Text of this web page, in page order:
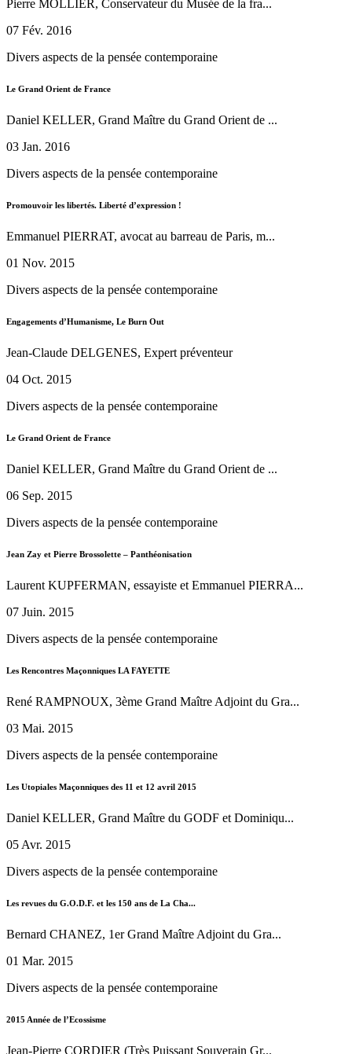
Pierre MOLLIER, Conservateur du Musée de la fra...
07 Fév. 2016
Divers aspects de la pensée contemporaine
Le Grand Orient de France
Daniel KELLER, Grand Maître du Grand Orient de ...
03 Jan. 2016
Divers aspects de la pensée contemporaine
Promouvoir les libertés. Liberté d’expression !
Emmanuel PIERRAT, avocat au barreau de Paris, m...
01 Nov. 2015
Divers aspects de la pensée contemporaine
Engagements d’Humanisme, Le Burn Out
Jean-Claude DELGENES, Expert préventeur
04 Oct. 2015
Divers aspects de la pensée contemporaine
Le Grand Orient de France
Daniel KELLER, Grand Maître du Grand Orient de ...
06 Sep. 2015
Divers aspects de la pensée contemporaine
Jean Zay et Pierre Brossolette – Panthéonisation
Laurent KUPFERMAN, essayiste et Emmanuel PIERRA...
07 Juin. 2015
Divers aspects de la pensée contemporaine
Les Rencontres Maçonniques LA FAYETTE
René RAMPNOUX, 3ème Grand Maître Adjoint du Gra...
03 Mai. 2015
Divers aspects de la pensée contemporaine
Les Utopiales Maçonniques des 11 et 12 avril 2015
Daniel KELLER, Grand Maître du GODF et Dominiqu...
05 Avr. 2015
Divers aspects de la pensée contemporaine
Les revues du G.O.D.F. et les 150 ans de La Cha...
Bernard CHANEZ, 1er Grand Maître Adjoint du Gra...
01 Mar. 2015
Divers aspects de la pensée contemporaine
2015 Année de l’Ecossisme
Jean-Pierre CORDIER (Très Puissant Souverain Gr...